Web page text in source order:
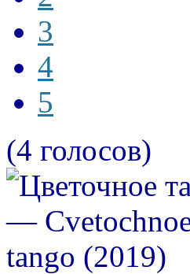
3
4
5
(4 голосов)